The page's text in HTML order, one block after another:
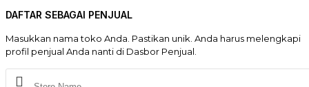
DAFTAR SEBAGAI PENJUAL
Masukkan nama toko Anda. Pastikan unik. Anda harus melengkapi
profil penjual Anda nanti di Dasbor Penjual.